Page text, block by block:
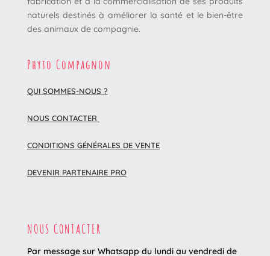
naturels destinés à améliorer la santé et le bien-être
des animaux de compagnie.
Phyto Compagnon
QUI SOMMES-NOUS ?
NOUS CONTACTER
CONDITIONS GÉNÉRALES DE VENTE
DEVENIR PARTENAIRE PRO
NOUS CONTACTER
Par message sur Whatsapp du lundi au vendredi de